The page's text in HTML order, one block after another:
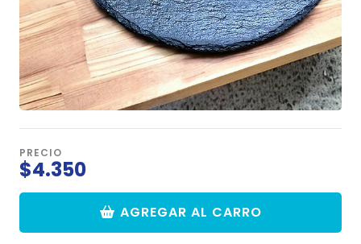
PRECIO
$4.350
AGREGAR AL CARRO